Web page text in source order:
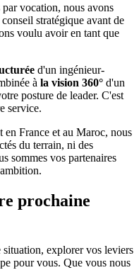
vocation, nous avons
stratégique avant de
voulu avoir en tant que
d'un ingénieur-
à la vision 360° d'un
posture de leader. C'est
service.
en France et au Maroc, nous
du terrain, ni des
sommes vos partenaires
prochaine
explorer vos leviers
pour vous. Que vous nous